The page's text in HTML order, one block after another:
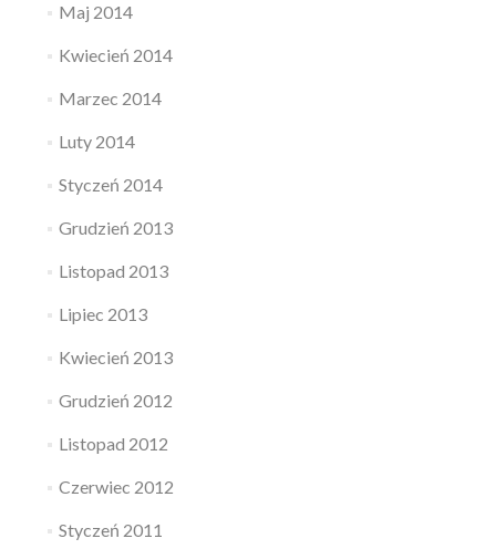
Maj 2014
Kwiecień 2014
Marzec 2014
Luty 2014
Styczeń 2014
Grudzień 2013
Listopad 2013
Lipiec 2013
Kwiecień 2013
Grudzień 2012
Listopad 2012
Czerwiec 2012
Styczeń 2011